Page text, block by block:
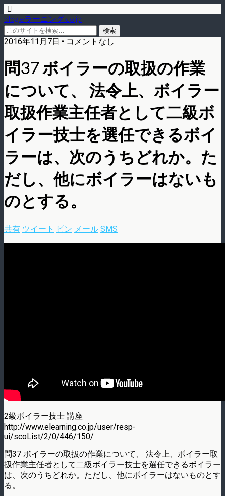
blog.eラーニング.co.jp
2016年11月7日 • コメントなし
問37 ボイラーの取扱の作業
について、 法令上、ボイラー
取扱作業主任者として二級ボ
イラー技士を選任できるボイ
ラーは、次のうちどれか。た
だし、他にボイラーはないも
のとする。
共有 ツイート ピン メール SMS
2級ボイラー技士 講座
http://www.elearning.co.jp/user/resp-
ui/scoList/2/0/446/150/
問37 ボイラーの取扱の作業について、 法令上、ボイラー取
扱作業主任者として二級ボイラー技士を選任できるボイラー
は、次のうちどれか。ただし、他にボイラーはないものとす
る。